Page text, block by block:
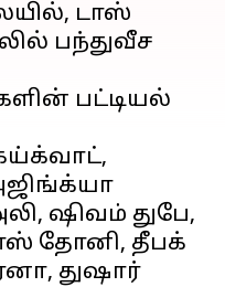
டாஸ்
பந்துவீச
பட்டியல்
ஷிவம் துபே,
தோனி, தீபக்
துஷார்